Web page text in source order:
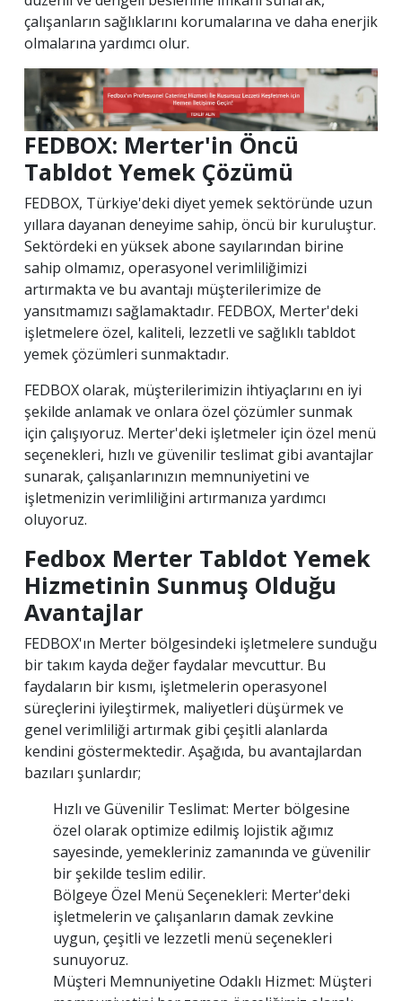
çalışanların sağlıklarını korumalarına ve daha enerjik
olmalarına yardımcı olur.
FEDBOX: Merter'in Öncü
Tabldot Yemek Çözümü
FEDBOX, Türkiye'deki diyet yemek sektöründe uzun
yıllara dayanan deneyime sahip, öncü bir kuruluştur.
Sektördeki en yüksek abone sayılarından birine
sahip olmamız, operasyonel verimliliğimizi
artırmakta ve bu avantajı müşterilerimize de
yansıtmamızı sağlamaktadır. FEDBOX, Merter'deki
işletmelere özel, kaliteli, lezzetli ve sağlıklı tabldot
yemek çözümleri sunmaktadır.
FEDBOX olarak, müşterilerimizin ihtiyaçlarını en iyi
şekilde anlamak ve onlara özel çözümler sunmak
için çalışıyoruz. Merter'deki işletmeler için özel menü
seçenekleri, hızlı ve güvenilir teslimat gibi avantajlar
sunarak, çalışanlarınızın memnuniyetini ve
işletmenizin verimliliğini artırmanıza yardımcı
oluyoruz.
Fedbox Merter Tabldot Yemek
Hizmetinin Sunmuş Olduğu
Avantajlar
FEDBOX'ın Merter bölgesindeki işletmelere sunduğu
bir takım kayda değer faydalar mevcuttur. Bu
faydaların bir kısmı, işletmelerin operasyonel
süreçlerini iyileştirmek, maliyetleri düşürmek ve
genel verimliliği artırmak gibi çeşitli alanlarda
kendini göstermektedir. Aşağıda, bu avantajlardan
bazıları şunlardır;
Hızlı ve Güvenilir Teslimat: Merter bölgesine
özel olarak optimize edilmiş lojistik ağımız
sayesinde, yemekleriniz zamanında ve güvenilir
bir şekilde teslim edilir.
Bölgeye Özel Menü Seçenekleri: Merter'deki
işletmelerin ve çalışanların damak zevkine
uygun, çeşitli ve lezzetli menü seçenekleri
sunuyoruz.
Müşteri Memnuniyetine Odaklı Hizmet: Müşteri